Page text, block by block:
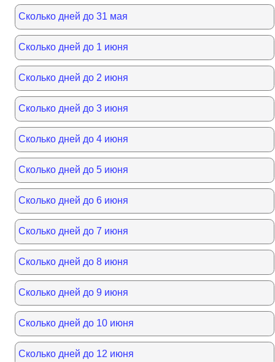
Сколько дней до 31 мая
Сколько дней до 1 июня
Сколько дней до 2 июня
Сколько дней до 3 июня
Сколько дней до 4 июня
Сколько дней до 5 июня
Сколько дней до 6 июня
Сколько дней до 7 июня
Сколько дней до 8 июня
Сколько дней до 9 июня
Сколько дней до 10 июня
Сколько дней до 12 июня